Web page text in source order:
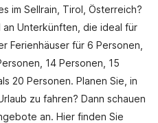
im Sellrain, Tirol, Österreich?
Unterkünften, die ideal für
Ferienhäuser für 6 Personen,
14 Personen, 15
20 Personen. Planen Sie, in
zu fahren? Dann schauen
an. Hier finden Sie